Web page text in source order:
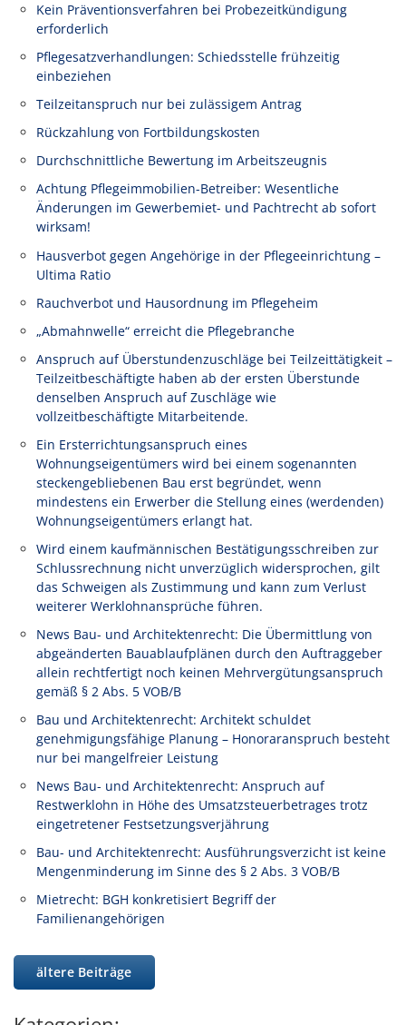
Kein Präventionsverfahren bei Probezeitkündigung
erforderlich
Pflegesatzverhandlungen: Schiedsstelle frühzeitig
einbeziehen
Teilzeitanspruch nur bei zulässigem Antrag
Rückzahlung von Fortbildungskosten
Durchschnittliche Bewertung im Arbeitszeugnis
Achtung Pflegeimmobilien-Betreiber: Wesentliche
Änderungen im Gewerbemiet- und Pachtrecht ab sofort
wirksam!
Hausverbot gegen Angehörige in der Pflegeeinrichtung –
Ultima Ratio
Rauchverbot und Hausordnung im Pflegeheim
„Abmahnwelle“ erreicht die Pflegebranche
Anspruch auf Überstundenzuschläge bei Teilzeittätigkeit –
Teilzeitbeschäftigte haben ab der ersten Überstunde
denselben Anspruch auf Zuschläge wie
vollzeitbeschäftigte Mitarbeitende.
Ein Ersterrichtungsanspruch eines
Wohnungseigentümers wird bei einem sogenannten
steckengebliebenen Bau erst begründet, wenn
mindestens ein Erwerber die Stellung eines (werdenden)
Wohnungseigentümers erlangt hat.
Wird einem kaufmännischen Bestätigungsschreiben zur
Schlussrechnung nicht unverzüglich widersprochen, gilt
das Schweigen als Zustimmung und kann zum Verlust
weiterer Werklohnansprüche führen.
News Bau- und Architektenrecht: Die Übermittlung von
abgeänderten Bauablaufplänen durch den Auftraggeber
allein rechtfertigt noch keinen Mehrvergütungsanspruch
gemäß § 2 Abs. 5 VOB/B
Bau und Architektenrecht: Architekt schuldet
genehmigungsfähige Planung – Honoraranspruch besteht
nur bei mangelfreier Leistung
News Bau- und Architektenrecht: Anspruch auf
Restwerklohn in Höhe des Umsatzsteuerbetrages trotz
eingetretener Festsetzungsverjährung
Bau- und Architektenrecht: Ausführungsverzicht ist keine
Mengenminderung im Sinne des § 2 Abs. 3 VOB/B
Mietrecht: BGH konkretisiert Begriff der
Familienangehörigen
ältere Beiträge